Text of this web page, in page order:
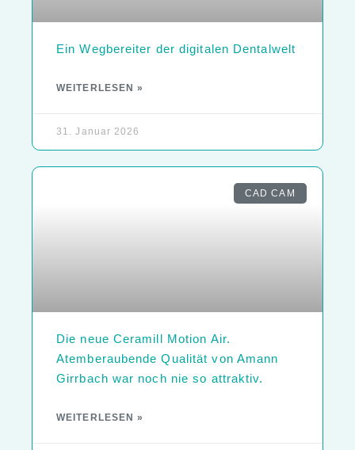
Ein Wegbereiter der digitalen Dentalwelt
WEITERLESEN »
31. Januar 2026
CAD CAM
Die neue Ceramill Motion Air.
Atemberaubende Qualität von Amann
Girrbach war noch nie so attraktiv.
WEITERLESEN »